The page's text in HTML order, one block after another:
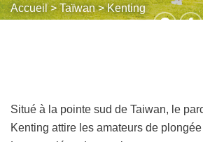
Accueil>Taïwan> Kenting
Situé à la pointe sud de Taiwan, le
Kenting attire les amateurs de